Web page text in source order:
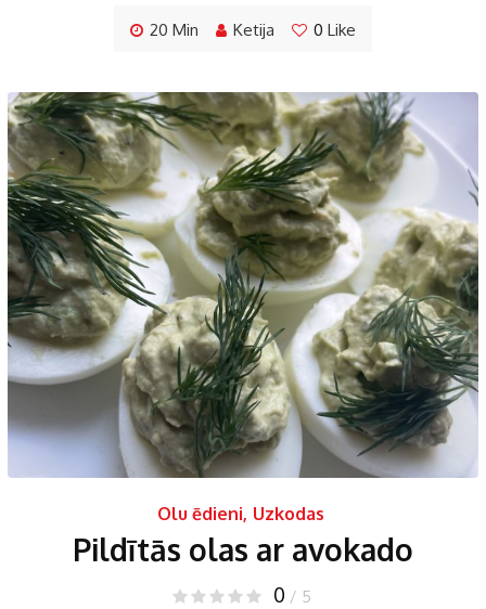
20 Min Ketija 0 Like
Olu ēdieni, Uzkodas
Pildītās olas ar avokado
0 / 5